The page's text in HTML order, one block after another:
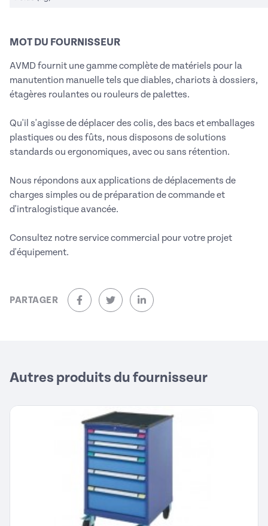
MOT DU FOURNISSEUR
AVMD fournit une gamme complète de matériels pour la
manutention manuelle tels que diables, chariots à dossiers,
étagères roulantes ou rouleurs de palettes.
Qu'il s'agisse de déplacer des colis, des bacs et emballages
plastiques ou des fûts, nous disposons de solutions
standards ou ergonomiques, avec ou sans rétention.
Nous répondons aux applications de déplacements de
charges simples ou de préparation de commande et
d'intralogistique avancée.
Consultez notre service commercial pour votre projet
d'équipement.
PARTAGER
sur Facebook (nouvelle fenêtre)
sur Twitter (nouvelle fenêtre)
sur Linkedin (nouvelle fenêtre)
Autres produits du fournisseur